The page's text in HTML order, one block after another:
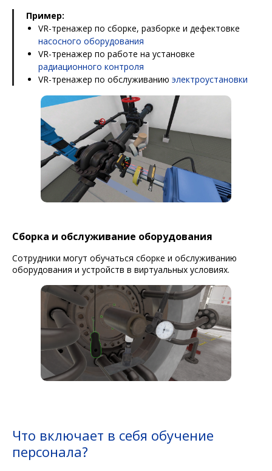
Пример:
VR-тренажер по сборке, разборке и дефектовке
насосного оборудования
VR-тренажер по работе на установке
радиационного контроля
VR-тренажер по обслуживанию электроустановки
Сборка и обслуживание оборудования
Сотрудники могут обучаться сборке и обслуживанию
оборудования и устройств в виртуальных условиях.
Что включает в себя обучение
персонала?